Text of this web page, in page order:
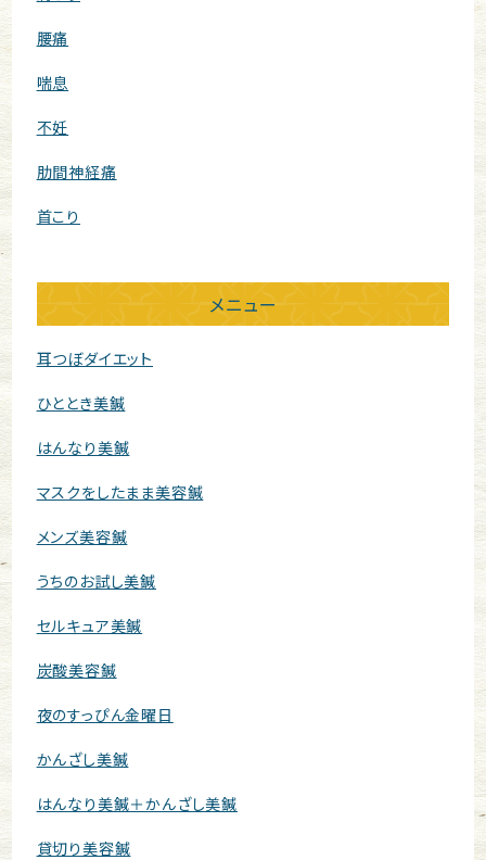
腰痛
喘息
不妊
肋間神経痛
首こり
メニュー
耳つぼダイエット
ひととき美鍼
はんなり美鍼
マスクをしたまま美容鍼
メンズ美容鍼
うちのお試し美鍼
セルキュア美鍼
炭酸美容鍼
夜のすっぴん金曜日
かんざし美鍼
はんなり美鍼＋かんざし美鍼
貸切り美容鍼